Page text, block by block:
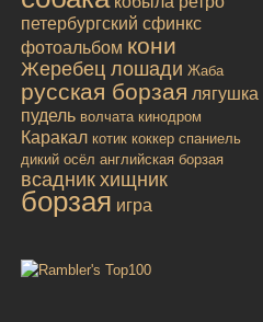
петербургский сфинкс
фотоальбом кони
Жеребец лошади Жаба
русская борзая лягушка
пудель волчата кинодром
Каракал котик коккер спаниель
дикий осёл английская борзая
всадник хищник
борзая игра